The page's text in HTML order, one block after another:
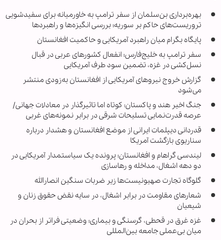
بهره‌برداری بن‌سلمان از سفر ترامپ به خاورمیانه برای سفیدشویی
تروریست‌های حاکم بر سوریه؛ بررسی انگیزه‌ها و راهبردها
پایگاه بگرام میان راهبرد آمریکایی و حاکمیت افغانستان
سفر ترامپ به خلیج‌فارس؛ انفعال کشورهای عربی در قبال
نسل‌کشی در غزه، تضمین سود طرف آمریکایی
گزارش خروج نیروهای آمریکایی از افغانستان به‌زودی منتشر
می‌شود
جنگ اخیر هند و پاکستان: کوتاه اما تاثیرگذار در معادلات جهانی/
عرصه قدرت‌نمایی تسلیحات شرقی در برابر نمونه‌های غربی
قدردانی دیپلمات ایرانی از موضع افغانستان و هشدار درباره
سناریوی بازگشت آمریکا
لیندسی گراهام و افغانستان؛ پرونده یک سیاستمدار آمریکایی در
دو دهه اشغال، مداخله و رهاسازی
گلوگاه تجارت صهیونیست‌ها زیر ضربات سنگین انصارالله
شعارهای مقاومت در برابر اشغال، در سایه نقض حقوق زنان و
شیعیان
غزه غرق در قحطی، گرسنگی و بیماری؛ وضعیتی فراتر از بحران در
میان بی‌عملی جامعه بین‌المللی